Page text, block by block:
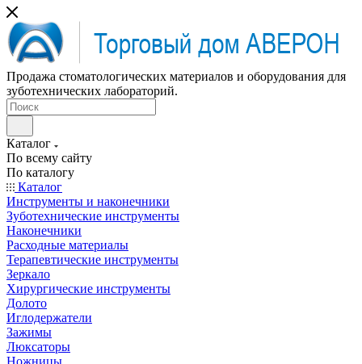
Продажа стоматологических материалов и оборудования для
зуботехнических лабораторий.
Каталог
По всему сайту
По каталогу
Каталог
Инструменты и наконечники
Зуботехнические инструменты
Наконечники
Расходные материалы
Терапевтические инструменты
Зеркало
Хирургические инструменты
Долото
Иглодержатели
Зажимы
Люксаторы
Ножницы